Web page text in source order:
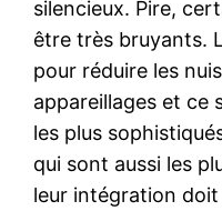
silencieux. Pire,
être très bruyants.
pour réduire les
appareillages et ce
les plus
qui sont aussi les
leur intégration